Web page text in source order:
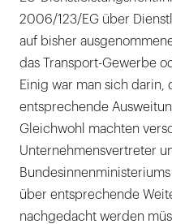
2006/123/EG über
auf bisher
das Transport-Gewerbe
Einig war man sich darin,
entsprechende
Gleichwohl machten
Unternehmensvertreter
über entsprechende
nachgedacht werden